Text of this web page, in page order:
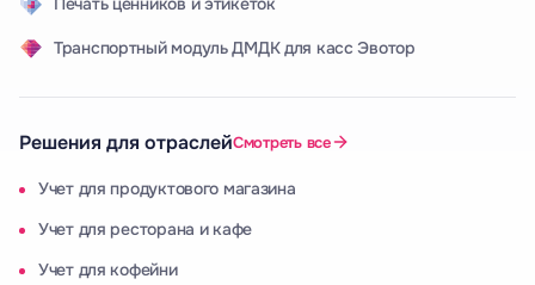
Транспортный модуль ДМДК для касс Эвотор
Решения для отраслейСмотреть все
Учет для продуктового магазина
Учет для ресторана и кафе
Учет для кофейни